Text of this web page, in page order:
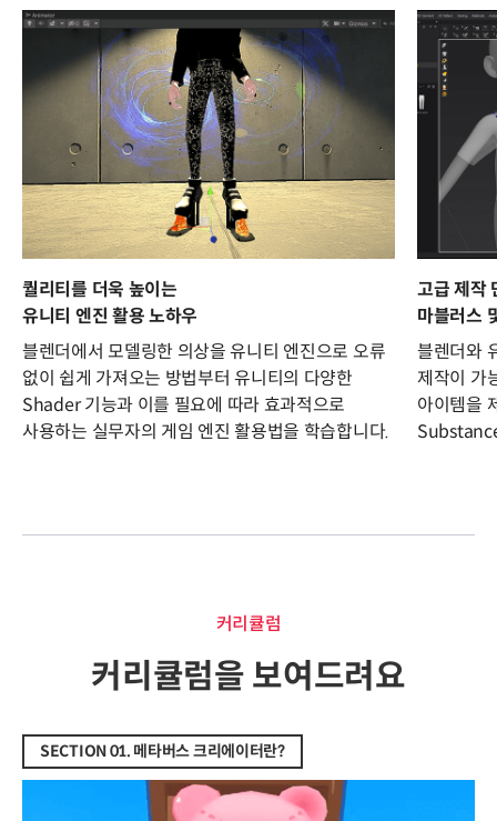
퀄리티를 더욱 높이는
유니티 엔진 활용 노하우
블렌더에서 모델링한 의상을 유니티 엔진으로 오류
없이 쉽게 가져오는 방법부터 유니티의 다양한
Shader 기능과 이를 필요에 따라 효과적으로
사용하는 실무자의 게임 엔진 활용법을 학습합니다.
고급 제작
마블러스
블렌더와
제작이 가
아이템을
커리큘럼
커리큘럼을 보여드려요
SECTION 01. 메타버스 크리에이터란?